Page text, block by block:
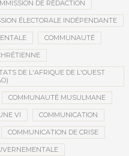
DE RÉDACTION
ÉLECTORALE INDÉPENDANTE
COMMUNAUTÉ
DE L'AFRIQUE DE L'OUEST
COMMUNAUTÉ MUSULMANE
VI COMMUNICATION
COMMUNICATION DE CRISE